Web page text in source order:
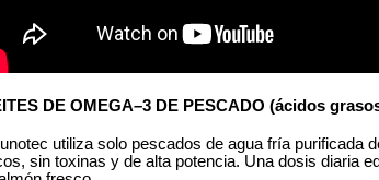
DE OMEGA–3 DE PESCADO (ácidos
utiliza solo pescados de agua fría purificada
sin toxinas y de alta potencia. Una dosis diaria